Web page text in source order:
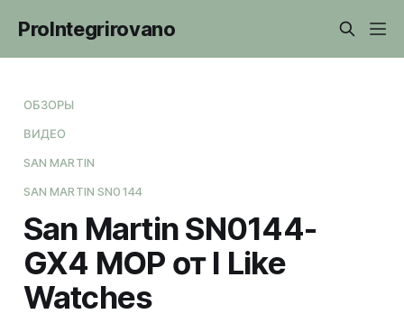
ProIntegrirovano
ОБЗОРЫ
ВИДЕО
SAN MARTIN
SAN MARTIN SN0144
San Martin SN0144-
GX4 MOP от I Like
Watches